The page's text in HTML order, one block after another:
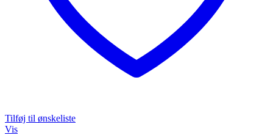
Tilføj til ønskeliste
Vis